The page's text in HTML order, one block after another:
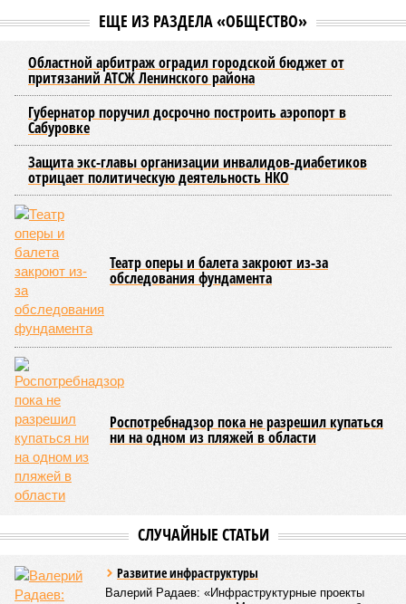
ЕЩЕ ИЗ РАЗДЕЛА «ОБЩЕСТВО»
Областной арбитраж оградил городской бюджет от
притязаний АТСЖ Ленинского района
Губернатор поручил досрочно построить аэропорт в
Сабуровке
Защита экс-главы организации инвалидов-диабетиков
отрицает политическую деятельность НКО
Театр оперы и балета закроют из-за
обследования фундамента
Роспотребнадзор пока не разрешил купаться
ни на одном из пляжей в области
СЛУЧАЙНЫЕ СТАТЬИ
Развитие инфраструктуры
Валерий Радаев: «Инфраструктурные проекты